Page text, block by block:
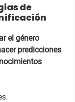
de
el género
predicciones